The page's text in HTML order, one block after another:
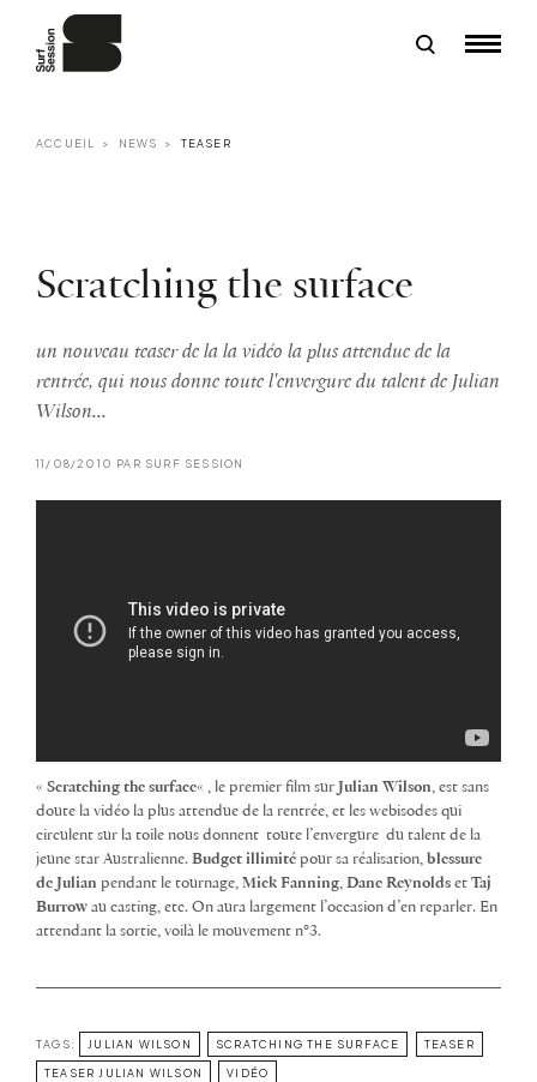
ACCUEIL NEWS TEASER
Scratching the surface
un nouveau teaser de la la vidéo la plus attendue de la
rentrée, qui nous donne toute l'envergure du talent de Julian
Wilson...
11/08/2010 PAR SURF SESSION
« Scratching the surface« , le premier film sur Julian Wilson, est sans
doute la vidéo la plus attendue de la rentrée, et les webisodes qui
circulent sur la toile nous donnent toute l’envergure du talent de la
jeune star Australienne. Budget illimité pour sa réalisation, blessure
de Julian pendant le tournage, Mick Fanning, Dane Reynolds et Taj
Burrow au casting, etc. On aura largement l’occasion d’en reparler. En
attendant la sortie, voilà le mouvement n°3.
TAGS: JULIAN WILSON SCRATCHING THE SURFACE TEASER
TEASER JULIAN WILSON VIDÉO